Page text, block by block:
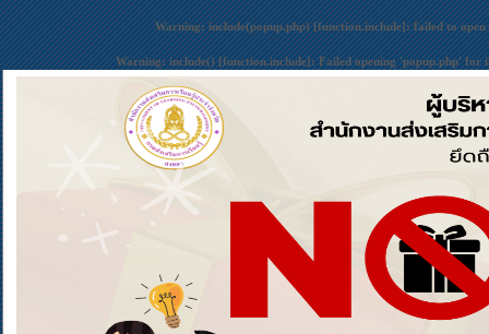
Warning: include(popup.php) [function.include]: failed to
Warning: include() [function.include]: Failed opening 'popup.php' for